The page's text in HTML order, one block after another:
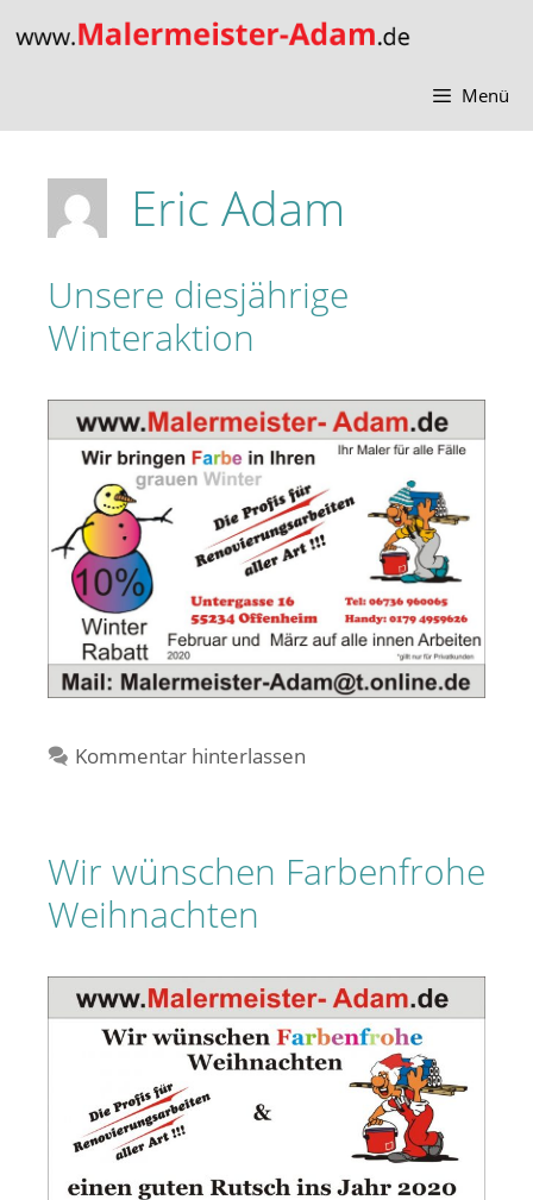
Inhalt
Menü
Eric Adam
Unsere diesjährige
Winteraktion
Kommentar hinterlassen
Wir wünschen Farbenfrohe
Weihnachten